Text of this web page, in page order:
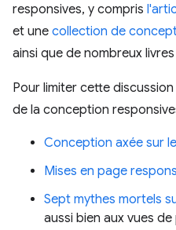
responsives, y compris
et une collection de
ainsi que de nombreux
Pour limiter cette
de la conception
Conception axée sur
Mises en page
Sept mythes mortels
aussi bien aux vues